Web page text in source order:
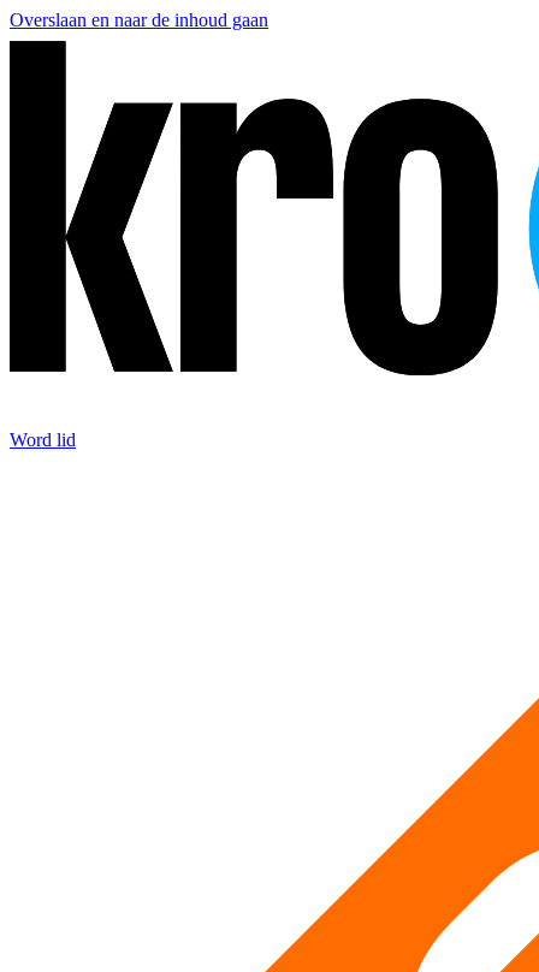
Overslaan en naar de inhoud gaan
Word lid